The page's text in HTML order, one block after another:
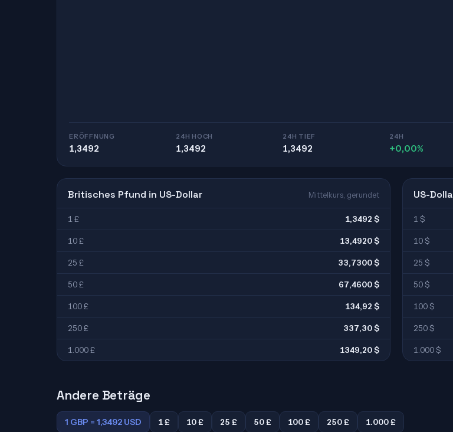
ERÖFFNUNG
1,3492
24H HOCH
1,3492
24H TIEF
1,3492
24H
+0,00%
Britisches Pfund in US-Dollar Mittelkurs, gerundet
1 £ 1,3492 $
10 £ 13,4920 $
25 £ 33,7300 $
50 £ 67,4600 $
100 £ 134,92 $
250 £ 337,30 $
1.000 £ 1349,20 $
US-
1 $
10 $
25 $
50 $
100 $
250 $
1.000 $
Andere Beträge
1 GBP = 1,3492 USD 1 £ 10 £ 25 £ 50 £ 100 £ 250 £ 1.000 £